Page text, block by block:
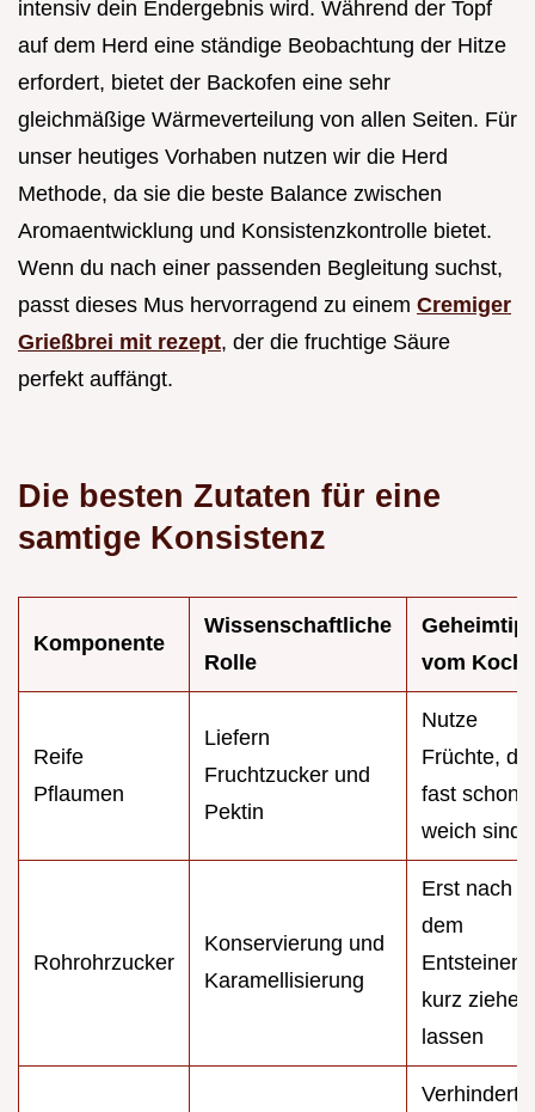
intensiv dein Endergebnis wird. Während der Topf
auf dem Herd eine ständige Beobachtung der Hitze
erfordert, bietet der Backofen eine sehr
gleichmäßige Wärmeverteilung von allen Seiten. Für
unser heutiges Vorhaben nutzen wir die Herd
Methode, da sie die beste Balance zwischen
Aromaentwicklung und Konsistenzkontrolle bietet.
Wenn du nach einer passenden Begleitung suchst,
passt dieses Mus hervorragend zu einem Cremiger
Grießbrei mit rezept, der die fruchtige Säure
perfekt auffängt.
Die besten Zutaten für eine
samtige Konsistenz
Komponente
Wissenschaftliche
Rolle
vom Koch
Reife
Pflaumen
Liefern
Fruchtzucker und
Pektin
Nutze
Früchte, die
fast schon
weich sind
Rohrohrzucker
Konservierung und
Karamellisierung
Erst nach
dem
Entsteinen
kurz ziehen
lassen
Verhindert,